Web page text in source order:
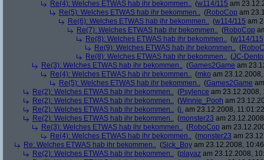
Re(4): Welches ETWAS hab ihr bekommen.. (w114/115 am
Re(5): Welches ETWAS hab ihr bekommen.. (RoboCop am
Re(6): Welches ETWAS hab ihr bekommen.. (w114/115 am
Re(7): Welches ETWAS hab ihr bekommen.. (RoboCop
Re(8): Welches ETWAS hab ihr bekommen.. (w114/115
Re(9): Welches ETWAS hab ihr bekommen.. (
Re(8): Welches ETWAS hab ihr bekommen.. (JC-
Re(3): Welches ETWAS hab ihr bekommen.. (Games2Game am
Re(4): Welches ETWAS hab ihr bekommen.. (mko am
Re(5): Welches ETWAS hab ihr bekommen.. (Games2Game
Re(2): Welches ETWAS hab ihr bekommen.. (Psylence am 23.12.2008,
Re(2): Welches ETWAS hab ihr bekommen.. (Winnie_Pooh am
Re(2): Welches ETWAS hab ihr bekommen.. (j. am 23.12.2008,
Re(2): Welches ETWAS hab ihr bekommen.. (monster23 am
Re(3): Welches ETWAS hab ihr bekommen.. (RoboCop am
Re(4): Welches ETWAS hab ihr bekommen.. (monster23 am
Re: Welches ETWAS hab ihr bekommen.. (Sick_Boy am 23.12.2008,
Re(2): Welches ETWAS hab ihr bekommen.. (playaz am 23.12.2008,